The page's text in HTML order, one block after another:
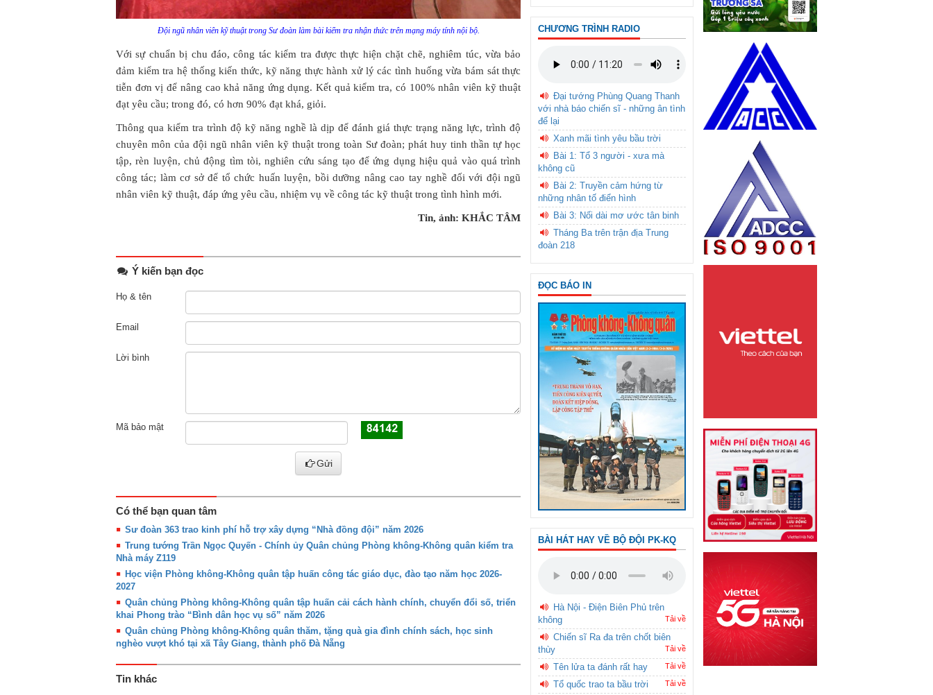
Đội ngũ nhân viên kỹ thuật trong Sư đoàn làm bài kiểm tra nhận thức trên mạng máy tính nội bộ.
Với sự chuẩn bị chu đáo, công tác kiểm tra được thực hiện chặt chẽ, nghiêm túc, vừa bảo
đảm kiểm tra hệ thống kiến thức, kỹ năng thực hành xử lý các tình huống vừa bám sát thực
tiễn đơn vị để nâng cao khả năng ứng dụng. Kết quả kiểm tra, có 100% nhân viên kỹ thuật
đạt yêu cầu; trong đó, có hơn 90% đạt khá, giỏi.
Thông qua kiểm tra trình độ kỹ năng nghề là dịp để đánh giá thực trạng năng lực, trình độ
chuyên môn của đội ngũ nhân viên kỹ thuật trong toàn Sư đoàn; phát huy tinh thần tự học
tập, rèn luyện, chủ động tìm tòi, nghiên cứu sáng tạo để ứng dụng hiệu quả vào quá trình
công tác; làm cơ sở để tổ chức huấn luyện, bồi dưỡng nâng cao tay nghề đối với đội ngũ
nhân viên kỹ thuật, đáp ứng yêu cầu, nhiệm vụ về công tác kỹ thuật trong tình hình mới.
Tin, ảnh: KHẮC TÂM
Ý kiến bạn đọc
Họ & tên
Email
Lời bình
Mã bảo mật
Gửi
Có thể bạn quan tâm
Sư đoàn 363 trao kinh phí hỗ trợ xây dựng “Nhà đồng đội” năm 2026
Trung tướng Trần Ngọc Quyến - Chính ủy Quân chủng Phòng không-Không quân kiểm tra
Nhà máy Z119
Học viện Phòng không-Không quân tập huấn công tác giáo dục, đào tạo năm học 2026-
2027
Quân chủng Phòng không-Không quân tập huấn cải cách hành chính, chuyển đổi số, triển
khai Phong trào “Bình dân học vụ số” năm 2026
Quân chủng Phòng không-Không quân thăm, tặng quà gia đình chính sách, học sinh
nghèo vượt khó tại xã Tây Giang, thành phố Đà Nẵng
Tin khác
CHƯƠNG TRÌNH RADIO
Đại tướng Phùng Quang Thanh
với nhà báo chiến sĩ - những ân tình
để lại
Xanh mãi tình yêu bầu trời
Bài 1: Tổ 3 người - xưa mà
không cũ
Bài 2: Truyền cảm hứng từ
những nhân tố điển hình
Bài 3: Nối dài mơ ước tân binh
Tháng Ba trên trận địa Trung
đoàn 218
ĐỌC BÁO IN
BÀI HÁT HAY VỀ BỘ ĐỘI PK-KQ
Hà Nội - Điện Biên Phủ trên
không
Tải về
Chiến sĩ Ra đa trên chốt biên
thùy
Tải về
Tên lửa ta đánh rất hay Tải về
Tổ quốc trao ta bầu trời Tải về